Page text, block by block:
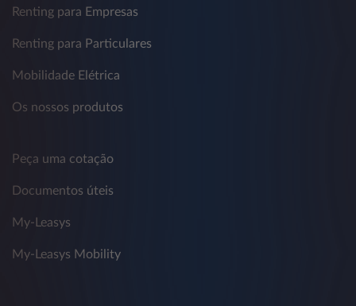
Renting para Empresas
Renting para Particulares
Mobilidade Elétrica
Os nossos produtos
Peça uma cotação
Documentos úteis
My-Leasys
My-Leasys Mobility